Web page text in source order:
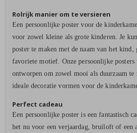
Rolrijk manier om te versieren
Een persoonlijke poster voor de
voor zowel kleine als grote kinderen. Je
poster te maken met de naam van het kind,
favoriete motief. Onze persoonlijke
ontworpen om zowel mooi als duurzaam te
ideale decoratie vormen voor de
Perfect cadeau
Een persoonlijke poster is een fantastisch
het nu voor een verjaardag, bruiloft of een